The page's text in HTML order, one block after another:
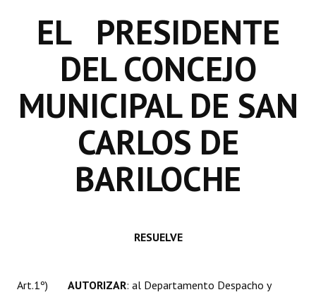
Antiguos Pobladores
Registros y Distinciones
Datos Históricos
Premio al Mérito - Registro
Audiencias Públicas - Registro
Mujeres que Dejaron Huellas - Registro
Banca del Vecino - Registro
EL PRESIDENTE
DEL CONCEJO
MUNICIPAL DE SAN
CARLOS DE
BARILOCHE
RESUELVE
Art.1º) AUTORIZAR: al Departamento Despacho y